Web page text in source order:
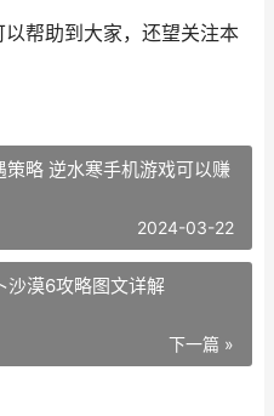
帮助到大家，还望关注本
略 逆水寒手机游戏可以赚
2024-03-22
沙漠6攻略图文详解
下一篇 »